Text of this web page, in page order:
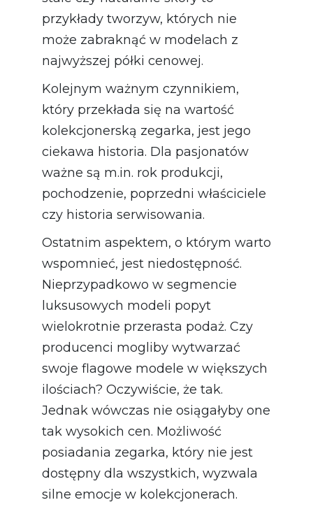
przykłady tworzyw, których nie
może zabraknąć w modelach z
najwyższej półki cenowej.
Kolejnym ważnym czynnikiem,
który przekłada się na wartość
kolekcjonerską zegarka, jest jego
ciekawa historia. Dla pasjonatów
ważne są m.in. rok produkcji,
pochodzenie, poprzedni właściciele
czy historia serwisowania.
Ostatnim aspektem, o którym warto
wspomnieć, jest niedostępność.
Nieprzypadkowo w segmencie
luksusowych modeli popyt
wielokrotnie przerasta podaż. Czy
producenci mogliby wytwarzać
swoje flagowe modele w większych
ilościach? Oczywiście, że tak.
Jednak wówczas nie osiągałyby one
tak wysokich cen. Możliwość
posiadania zegarka, który nie jest
dostępny dla wszystkich, wyzwala
silne emocje w kolekcjonerach.